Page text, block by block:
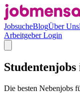
JobsucheBlogÜber Uns
Arbeitgeber Login
Die besten Nebenjobs